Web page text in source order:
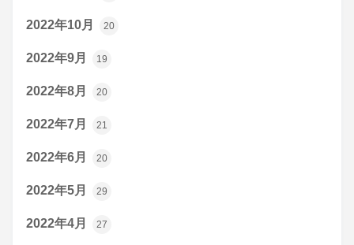
2022年10月 20
2022年9月 19
2022年8月 20
2022年7月 21
2022年6月 20
2022年5月 29
2022年4月 27